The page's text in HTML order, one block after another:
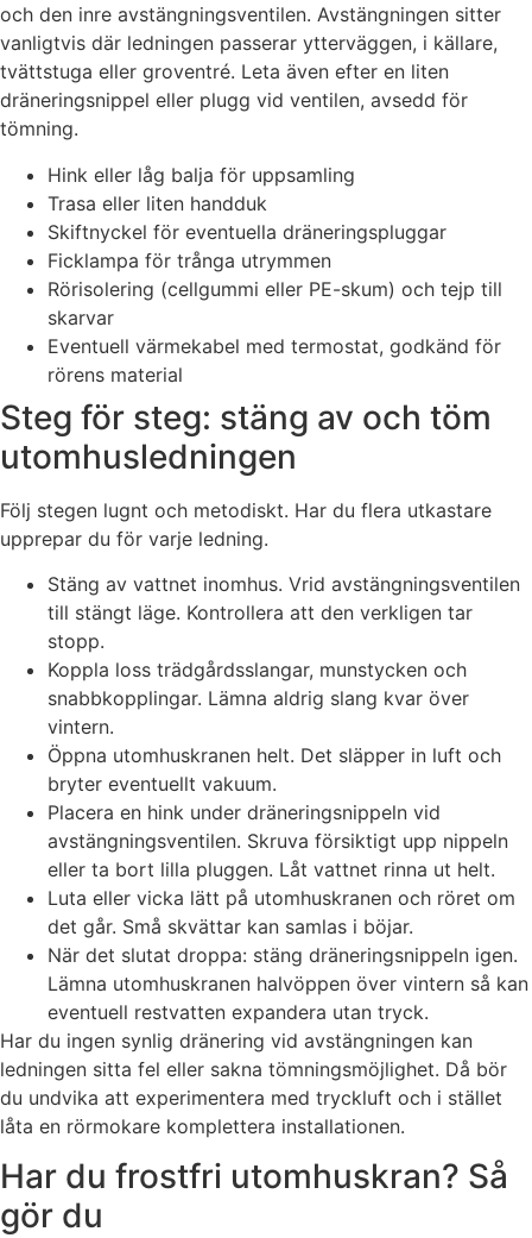
och den inre avstängningsventilen. Avstängningen sitter
vanligtvis där ledningen passerar ytterväggen, i källare,
tvättstuga eller groventré. Leta även efter en liten
dräneringsnippel eller plugg vid ventilen, avsedd för
tömning.
Hink eller låg balja för uppsamling
Trasa eller liten handduk
Skiftnyckel för eventuella dräneringspluggar
Ficklampa för trånga utrymmen
Rörisolering (cellgummi eller PE-skum) och tejp till
skarvar
Eventuell värmekabel med termostat, godkänd för
rörens material
Steg för steg: stäng av och töm
utomhusledningen
Följ stegen lugnt och metodiskt. Har du flera utkastare
upprepar du för varje ledning.
Stäng av vattnet inomhus. Vrid avstängningsventilen
till stängt läge. Kontrollera att den verkligen tar
stopp.
Koppla loss trädgårdsslangar, munstycken och
snabbkopplingar. Lämna aldrig slang kvar över
vintern.
Öppna utomhuskranen helt. Det släpper in luft och
bryter eventuellt vakuum.
Placera en hink under dräneringsnippeln vid
avstängningsventilen. Skruva försiktigt upp nippeln
eller ta bort lilla pluggen. Låt vattnet rinna ut helt.
Luta eller vicka lätt på utomhuskranen och röret om
det går. Små skvättar kan samlas i böjar.
När det slutat droppa: stäng dräneringsnippeln igen.
Lämna utomhuskranen halvöppen över vintern så kan
eventuell restvatten expandera utan tryck.
Har du ingen synlig dränering vid avstängningen kan
ledningen sitta fel eller sakna tömningsmöjlighet. Då bör
du undvika att experimentera med tryckluft och i stället
låta en rörmokare komplettera installationen.
Har du frostfri utomhuskran? Så
gör du